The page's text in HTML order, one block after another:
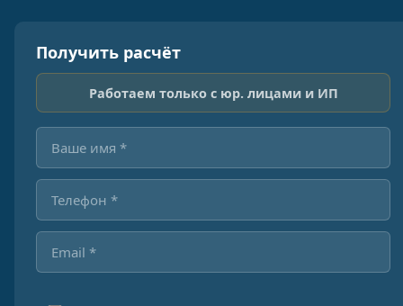
Получить расчёт
Работаем только с юр. лицами и ИП